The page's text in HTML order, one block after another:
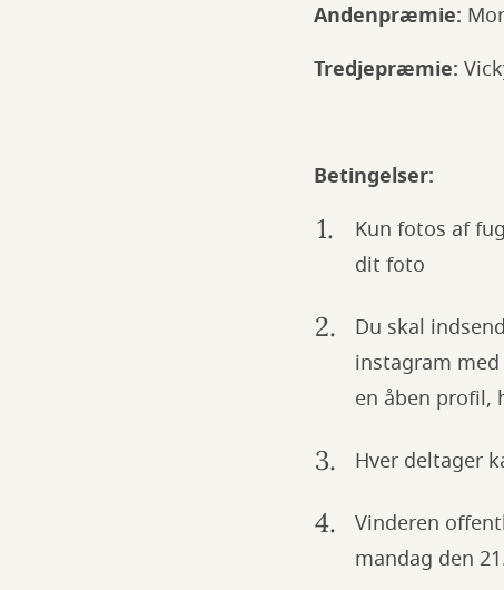
Andenpræmie:
Tredjepræmie:
Betingelser:
Kun fotos af
dit foto
Du skal
instagram
en åben profil,
Hver deltager
Vinderen
mandag den